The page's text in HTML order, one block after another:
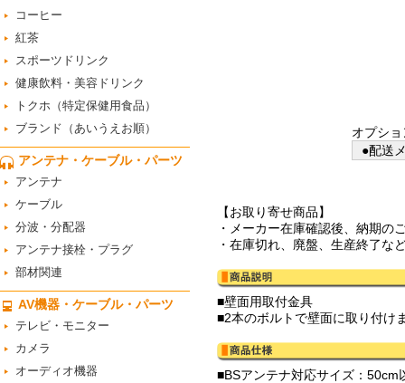
コーヒー
紅茶
スポーツドリンク
健康飲料・美容ドリンク
トクホ（特定保健用食品）
ブランド（あいうえお順）
アンテナ・ケーブル・パーツ
アンテナ
ケーブル
分波・分配器
アンテナ接栓・プラグ
部材関連
AV機器・ケーブル・パーツ
テレビ・モニター
カメラ
オーディオ機器
オプシ
●配送
【お取り寄せ商品】
・メーカー在庫確認後、納期の
・在庫切れ、廃盤、生産終了な
■壁面用取付金具
■2本のボルトで壁面に取り付け
■BSアンテナ対応サイズ：50cm